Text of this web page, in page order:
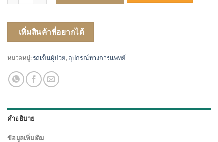
เพิ่มสินค้าที่อยากได้
หมวดหมู่:รถเข็นผู้ป่วย, อุปกรณ์ทางการแพทย์
คำอธิบาย
ข้อมูลเพิ่มเติม